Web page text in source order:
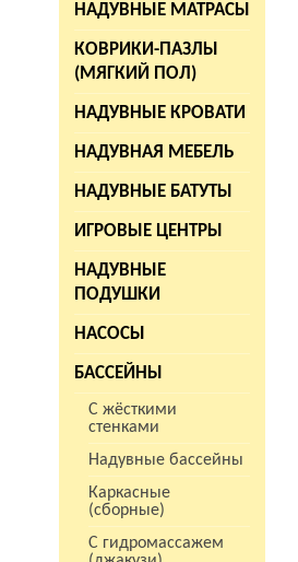
НАДУВНЫЕ МАТРАСЫ
КОВРИКИ-ПАЗЛЫ
(МЯГКИЙ ПОЛ)
НАДУВНЫЕ КРОВАТИ
НАДУВНАЯ МЕБЕЛЬ
НАДУВНЫЕ БАТУТЫ
ИГРОВЫЕ ЦЕНТРЫ
НАДУВНЫЕ
ПОДУШКИ
НАСОСЫ
БАССЕЙНЫ
С жёсткими
стенками
Надувные бассейны
Каркасные
(сборные)
С гидромассажем